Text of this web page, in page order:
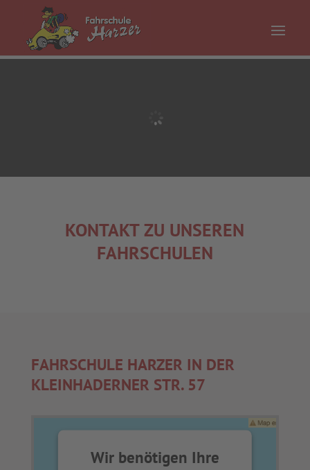
KONTAKT ZU UNSEREN
FAHRSCHULEN
FAHRSCHULE HARZER IN DER
KLEINHADER­NER STR. 57
Wir benötigen Ihre